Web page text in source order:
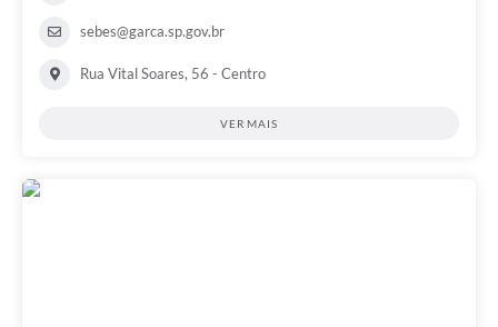
sebes@garca.sp.gov.br
Rua Vital Soares, 56 - Centro
VER MAIS